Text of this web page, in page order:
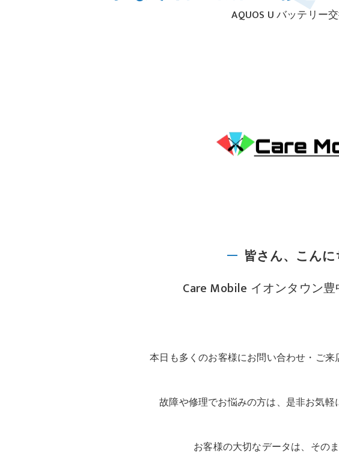
AQUOS U バッテリー
皆さん、こんに
Care Mobile イオンタウン
本日も多くのお客様にお問い合わせ・ご
故障や修理でお悩みの方は、是非お気軽
お客様の大切なデータは、その